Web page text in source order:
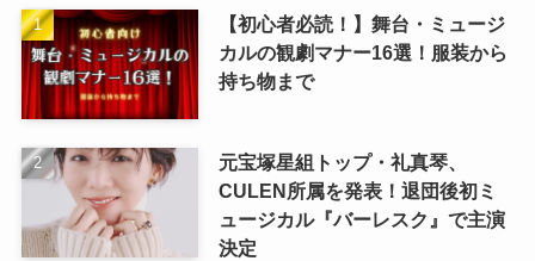
【初心者必読！】舞台・ミュージ
カルの観劇マナー16選！服装から
持ち物まで
元宝塚星組トップ・礼真琴、
CULEN所属を発表！退団後初ミ
ュージカル『バーレスク』で主演
決定